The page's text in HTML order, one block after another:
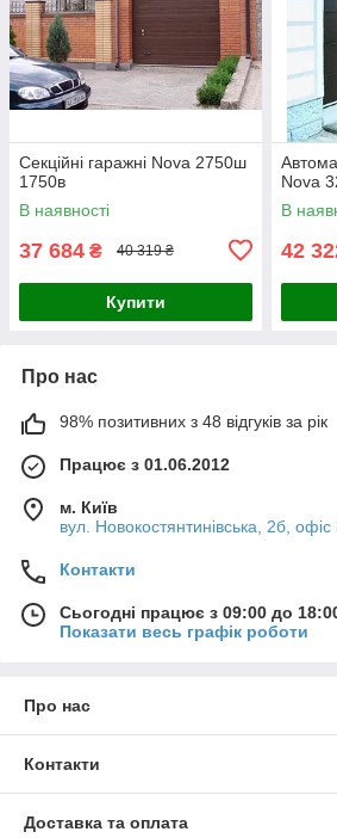
Секційні гаражні Nova 2750ш
1750в
В наявності
37 684 ₴ 40 319 ₴
Купити
Nova
В
42
Про нас
98% позитивних з 48 відгуків за рік
Працює з 01.06.2012
м. Київ
вул. Новокостянтинівська, 2б, офіс
Контакти
Сьогодні працює з 09:00 до
Показати весь графік роботи
Про нас
Контакти
Доставка та оплата